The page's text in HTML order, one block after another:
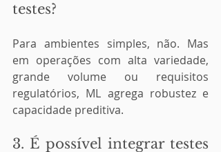
testes?
Para ambientes simples, não. Mas
em operações com alta variedade,
grande volume ou requisitos
regulatórios, ML agrega robustez e
capacidade preditiva.
3. É possível integrar testes